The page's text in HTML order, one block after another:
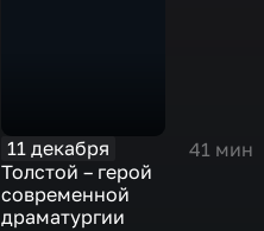
11 декабря
41 мин
Толстой – герой
современной
драматургии